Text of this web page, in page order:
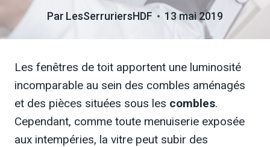
Par LesSerruriersHDF 13 mai 2019
Les fenêtres de toit apportent une luminosité
incomparable au sein des combles aménagés
et des pièces situées sous les combles.
Cependant, comme toute menuiserie exposée
aux intempéries, la vitre peut subir des